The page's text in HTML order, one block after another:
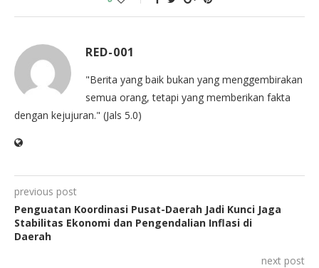
RED-001
"Berita yang baik bukan yang menggembirakan
semua orang, tetapi yang memberikan fakta
dengan kejujuran." (Jals 5.0)
previous post
Penguatan Koordinasi Pusat-Daerah Jadi Kunci Jaga
Stabilitas Ekonomi dan Pengendalian Inflasi di
Daerah
next post